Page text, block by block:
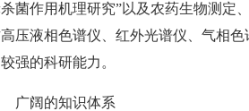
杀菌作用机理研究”以及农药生物测定
压液相色谱仪、红外光谱仪、气相
强的科研能力。
广阔的知识体系